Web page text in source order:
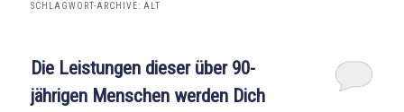
SCHLAGWORT-ARCHIVE: ALT
Die Leistungen dieser über 90-
jährigen Menschen werden Dich